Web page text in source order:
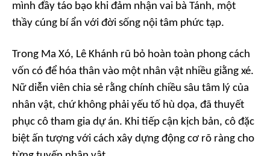
mình đầy táo bạo khi đảm nhận vai bà Tánh, một
thầy cúng bí ẩn với đời sống nội tâm phức tạp.
Trong Ma Xó, Lê Khánh rũ bỏ hoàn toàn phong cách
vốn có để hóa thân vào một nhân vật nhiều giằng xé.
Nữ diễn viên chia sẻ rằng chính chiều sâu tâm lý của
nhân vật, chứ không phải yếu tố hù dọa, đã thuyết
phục cô tham gia dự án. Khi tiếp cận kịch bản, cô đặc
biệt ấn tượng với cách xây dựng động cơ rõ ràng cho